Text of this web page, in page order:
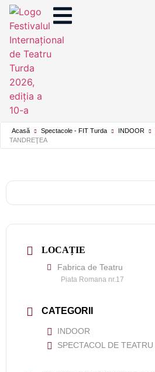
Acasă Spectacole - FIT Turda INDOOR
TANDREŢEA
LOCAȚIE
Fabrica de Teatru
Piata Romana nr.17
CATEGORII
INDOOR
SPECTACOL DE TEATRU